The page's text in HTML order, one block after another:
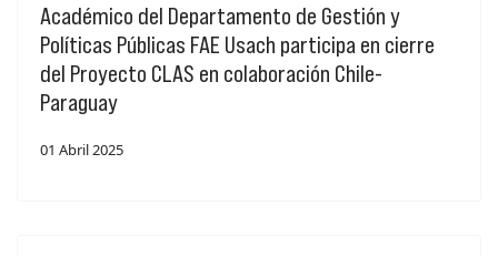
Académico del Departamento de Gestión y
Políticas Públicas FAE Usach participa en cierre
del Proyecto CLAS en colaboración Chile-
Paraguay
01 Abril 2025